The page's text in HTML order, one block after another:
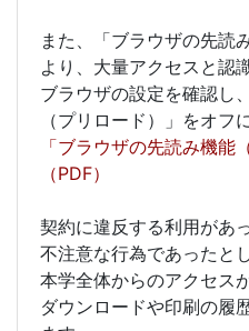
また、「ブラウザの先読
より、大量アクセスと認
ブラウザの設定を確認し
（プリロード）」をオフ
「ブラウザの先読み機能
（PDF）
契約に違反する利用があ
不注意な行為であったと
本学全体からのアクセス
ダウンロードや印刷の履